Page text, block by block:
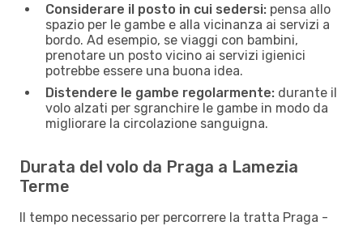
Considerare il posto in cui sedersi: pensa allo
spazio per le gambe e alla vicinanza ai servizi a
bordo. Ad esempio, se viaggi con bambini,
prenotare un posto vicino ai servizi igienici
potrebbe essere una buona idea.
Distendere le gambe regolarmente: durante il
volo alzati per sgranchire le gambe in modo da
migliorare la circolazione sanguigna.
Durata del volo da Praga a Lamezia
Terme
Il tempo necessario per percorrere la tratta Praga -